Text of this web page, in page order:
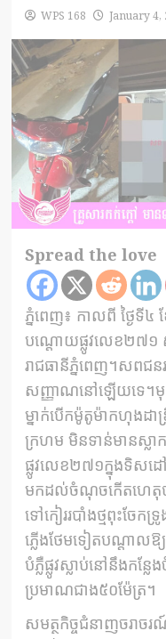
WPS 168 January 4,
Spread the love
ភ្នំពេញ៖ កាលពី ថ្ងៃទី៤
បណ្តោយផ្លូវលេខ២៧១
រាជធានីភ្នំពេញ។សពជន
សញ្ញាណនៅឡើយទេ។
ម្នាក់បើកម៉ូតូម៉ាកហុង
ក្រហម មិនទាន់មានស្ល
ផ្លូវលេខ២៧១ក្នុងទិ
មកដល់ចំណុចកើតហេតុបា
ទៅកៀររបាំងថ្មពុះចែក
ភ្លើងថែមទៀតបណ្តាល
បំភ្លឺផ្លូវស្លាប់នៅនឹងកន្
ប្រមាណជាង៥០ម៉ែត្រ។
សមត្ថកិច្ចជំនាញចរាច